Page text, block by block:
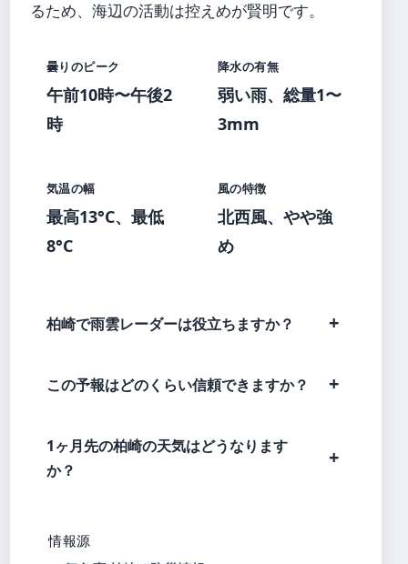
るため、海辺の活動は控えめが賢明です。
曇りのピーク
午前10時〜午後2
時
降水の有無
弱い雨、総量1〜
3mm
気温の幅
最高13°C、最低
8°C
風の特徴
北西風、やや強
め
柏崎で雨雲レーダーは役立ちますか？
この予報はどのくらい信頼できますか？
1ヶ月先の柏崎の天気はどうなります
か？
情報源